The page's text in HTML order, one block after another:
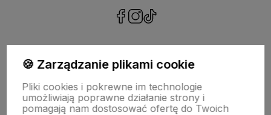
NASZA SELEKCJA
🍪 Zarządzanie plikami cookie
Pliki cookies i pokrewne im technologie
umożliwiają poprawne działanie strony i
pomagają nam dostosować ofertę do Twoich